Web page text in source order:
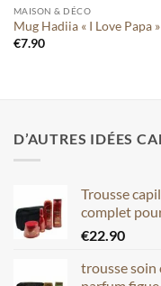
MAISON & DÉCO
Mug Hadiia « I Love Papa
€7.90
D’AUTRES IDÉES
Trousse
complet
€22.90
trousse soin